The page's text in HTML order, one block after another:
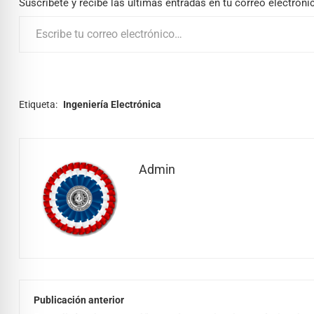
Suscríbete y recibe las últimas entradas en tu correo
Etiqueta: Ingeniería Electrónica
Admin
Publicación anterior